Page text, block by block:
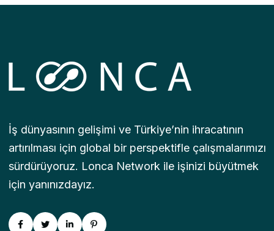
İş dünyasının gelişimi ve Türkiye’nin ihracatının
artırılması için global bir perspektifle çalışmalarımızı
sürdürüyoruz. Lonca Network ile işinizi büyütmek
için yanınızdayız.